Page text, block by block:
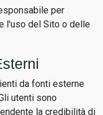
per
l'uso del Sito o delle
da fonti esterne
utenti sono
la credibilità di